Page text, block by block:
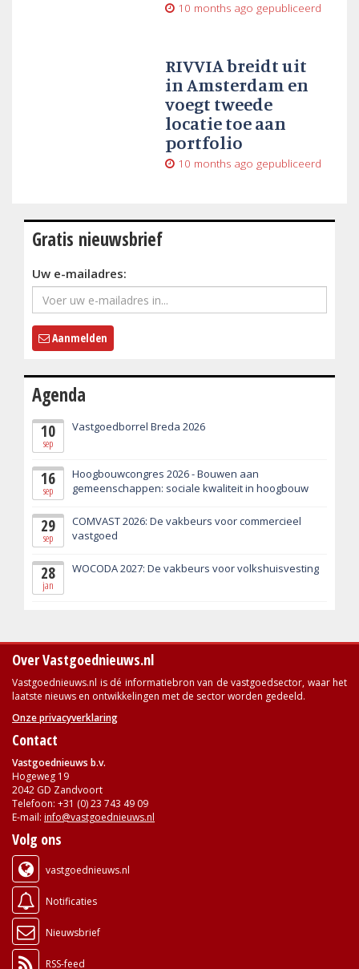
10 months ago gepubliceerd
RIVVIA breidt uit
in Amsterdam en
voegt tweede
locatie toe aan
portfolio
10 months ago gepubliceerd
Gratis nieuwsbrief
Uw e-mailadres:
Aanmelden
Agenda
10
sep
Vastgoedborrel Breda 2026
16
sep
Hoogbouwcongres 2026 - Bouwen aan
gemeenschappen: sociale kwaliteit in hoogbouw
29
sep
COMVAST 2026: De vakbeurs voor commercieel
vastgoed
28
jan
WOCODA 2027: De vakbeurs voor volkshuisvesting
Over Vastgoednieuws.nl
Vastgoednieuws.nl is dé informatiebron van de vastgoedsector, waar het
laatste nieuws en ontwikkelingen met de sector worden gedeeld.
Onze privacyverklaring
Contact
Vastgoednieuws b.v.
Hogeweg 19
2042 GD Zandvoort
Telefoon: +31 (0) 23 743 49 09
E-mail: info@vastgoednieuws.nl
Volg ons
vastgoednieuws.nl
Notificaties
Nieuwsbrief
RSS-feed